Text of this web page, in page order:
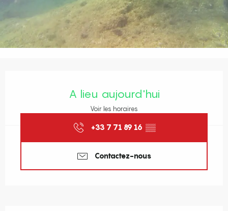
A lieu aujourd'hui
Voir les horaires
+33 7 71 89 16 ▒▒
Contactez-nous